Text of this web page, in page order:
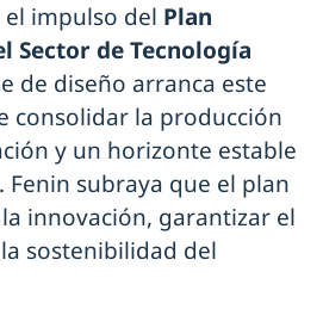
el impulso del Plan
Sector de Tecnología
de diseño arranca este
consolidar la producción
y un horizonte estable
Fenin subraya que el plan
innovación, garantizar el
sostenibilidad del